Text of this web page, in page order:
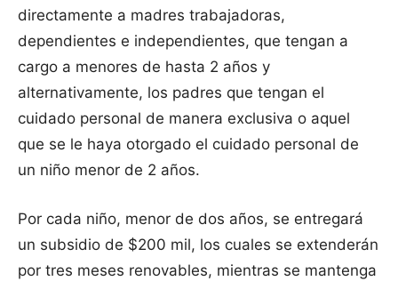
directamente a madres trabajadoras,
dependientes e independientes, que tengan a
cargo a menores de hasta 2 años y
alternativamente, los padres que tengan el
cuidado personal de manera exclusiva o aquel
que se le haya otorgado el cuidado personal de
un niño menor de 2 años.
Por cada niño, menor de dos años, se entregará
un subsidio de $200 mil, los cuales se extenderán
por tres meses renovables, mientras se mantenga